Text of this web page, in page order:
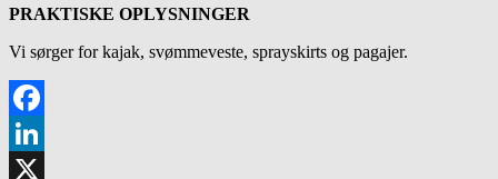
PRAKTISKE OPLYSNINGER
Vi sørger for kajak, svømmeveste, sprayskirts og pagajer.
Facebook
LinkedIn